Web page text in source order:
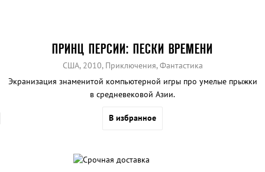
ПРИНЦ ПЕРСИИ: ПЕСКИ ВРЕМЕНИ
США, 2010, Приключения, Фантастика
Экранизация знаменитой компьютерной игры про умелые прыжки
в средневековой Азии.
В избранное